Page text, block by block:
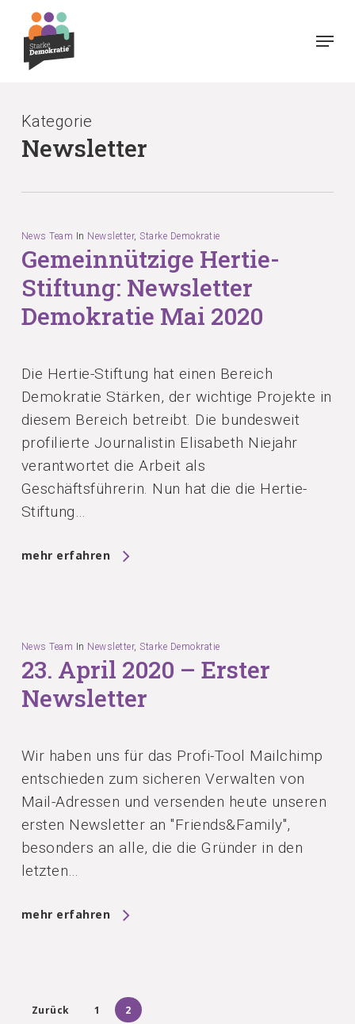
main
Menu
Kategorie
Newsletter
News Team In Newsletter,Starke Demokratie
Gemeinnützige Hertie-
Stiftung: Newsletter
Demokratie Mai 2020
Die Hertie-Stiftung hat einen Bereich
Demokratie Stärken, der wichtige Projekte in
diesem Bereich betreibt. Die bundesweit
profilierte Journalistin Elisabeth Niejahr
verantwortet die Arbeit als
Geschäftsführerin. Nun hat die die Hertie-
Stiftung…
mehr erfahren
News Team In Newsletter,Starke Demokratie
23. April 2020 – Erster
Newsletter
Wir haben uns für das Profi-Tool Mailchimp
entschieden zum sicheren Verwalten von
Mail-Adressen und versenden heute unseren
ersten Newsletter an "Friends&Family",
besonders an alle, die die Gründer in den
letzten…
mehr erfahren
Zurück 1 2